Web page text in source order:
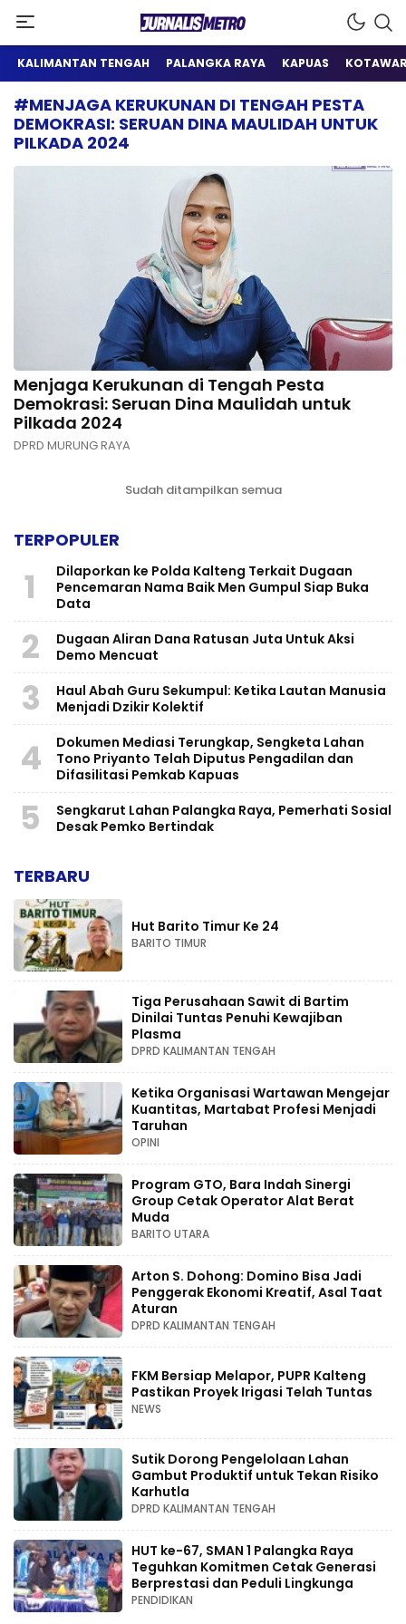
Jurnalis Metro
Satu Wadah Informasi
KALIMANTAN TENGAH PALANGKA RAYA KAPUAS
#MENJAGA KERUKUNAN DI TENGAH PESTA
DEMOKRASI: SERUAN DINA MAULIDAH UNTUK
PILKADA 2024
Menjaga Kerukunan di Tengah Pesta
Demokrasi: Seruan Dina Maulidah untuk
Pilkada 2024
DPRD MURUNG RAYA
Sudah ditampilkan semua
TERPOPULER
1
Dilaporkan ke Polda Kalteng Terkait Dugaan
Pencemaran Nama Baik Men Gumpul Siap Buka
Data
2
Dugaan Aliran Dana Ratusan Juta Untuk Aksi
Demo Mencuat
3
Haul Abah Guru Sekumpul: Ketika Lautan Manusia
Menjadi Dzikir Kolektif
4
​Dokumen Mediasi Terungkap, Sengketa Lahan
Tono Priyanto Telah Diputus Pengadilan dan
Difasilitasi Pemkab Kapuas
5
Sengkarut Lahan Palangka Raya, Pemerhati Sosial
Desak Pemko Bertindak
TERBARU
Hut Barito Timur Ke 24
BARITO TIMUR
Tiga Perusahaan Sawit di Bartim
Dinilai Tuntas Penuhi Kewajiban
Plasma
DPRD KALIMANTAN TENGAH
Ketika Organisasi Wartawan Mengejar
Kuantitas, Martabat Profesi Menjadi
Taruhan
OPINI
Program GTO, Bara Indah Sinergi
Group Cetak Operator Alat Berat
Muda
BARITO UTARA
Arton S. Dohong: Domino Bisa Jadi
Penggerak Ekonomi Kreatif, Asal Taat
Aturan
DPRD KALIMANTAN TENGAH
FKM Bersiap Melapor, PUPR Kalteng
Pastikan Proyek Irigasi Telah Tuntas
NEWS
Sutik Dorong Pengelolaan Lahan
Gambut Produktif untuk Tekan Risiko
Karhutla
DPRD KALIMANTAN TENGAH
HUT ke-67, SMAN 1 Palangka Raya
Teguhkan Komitmen Cetak Generasi
Berprestasi dan Peduli Lingkunga
PENDIDIKAN